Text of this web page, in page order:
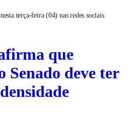
terça-feira (04) nas redes sociais
que
Senado deve ter